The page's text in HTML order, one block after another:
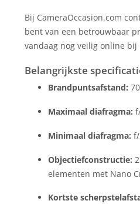
Bij CameraOccasion.com
bent van een betrouwbaar
vandaag nog veilig online bij
Belangrijkste
Brandpuntsafstand:
Maximaal diafragma:
Minimaal diafragma:
Objectiefconstructie:
elementen met Nano
Kortste